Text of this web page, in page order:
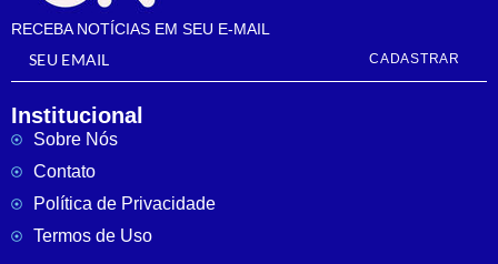
RECEBA NOTÍCIAS EM SEU E-MAIL
CADASTRAR
Institucional
Sobre Nós
Contato
Política de Privacidade
Termos de Uso